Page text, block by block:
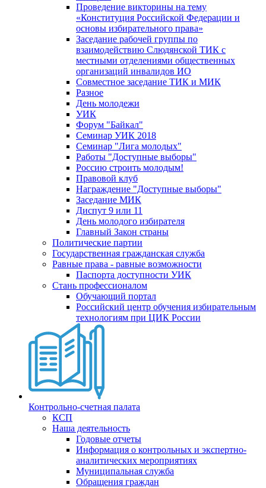
Проведение викторины на тему
«Конституция Российской Федерации и
основы избирательного права»
Заседание рабочей группы по
взаимодействию Слюдянской ТИК с
местными отделениями общественных
организаций инвалидов ИО
Совместное заседание ТИК и МИК
Разное
День молодежи
УИК
Форум "Байкал"
Семинар УИК 2018
Семинар "Лига молодых"
Работы "Доступные выборы"
Россию строить молодым!
Правовой клуб
Награждение "Доступные выборы"
Заседание МИК
Диспут 9 или 11
День молодого избирателя
Главный Закон страны
Политические партии
Государственная гражданская служба
Равные права - равные возможности
Паспорта доступности УИК
Стань профессионалом
Обучающий портал
Российский центр обучения избирательным
технологиям при ЦИК России
Контрольно-счетная палата
КСП
Наша деятельность
Годовые отчеты
Информация о контрольных и экспертно-
аналитических мероприятиях
Муниципальная служба
Обращения граждан